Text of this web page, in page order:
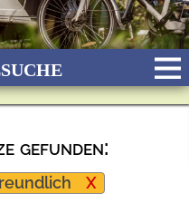
See
Wald/Wiesen
gefunden:
X